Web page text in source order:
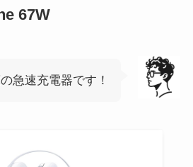
67W
急速充電器です！